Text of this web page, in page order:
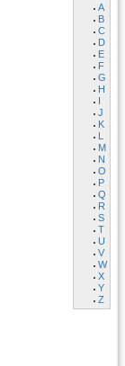
A
B
C
D
E
F
G
H
I
J
K
L
M
N
O
P
Q
R
S
T
U
V
W
X
Y
Z